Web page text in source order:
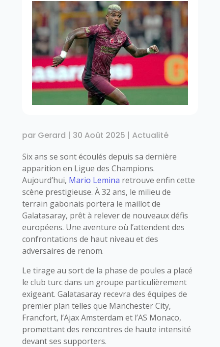
par Gerard | 30 Août 2025 | Actualité
Six ans se sont écoulés depuis sa dernière
apparition en Ligue des Champions.
Aujourd’hui, Mario Lemina retrouve enfin cette
scène prestigieuse. À 32 ans, le milieu de
terrain gabonais portera le maillot de
Galatasaray, prêt à relever de nouveaux défis
européens. Une aventure où l’attendent des
confrontations de haut niveau et des
adversaires de renom.
Le tirage au sort de la phase de poules a placé
le club turc dans un groupe particulièrement
exigeant. Galatasaray recevra des équipes de
premier plan telles que Manchester City,
Francfort, l’Ajax Amsterdam et l’AS Monaco,
promettant des rencontres de haute intensité
devant ses supporters.